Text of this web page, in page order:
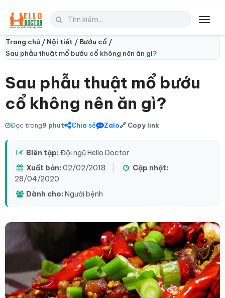
Trang chủ / Nội tiết / Bướu cổ /
Sau phẫu thuật mổ bướu cổ không nên ăn gì?
Sau phẫu thuật mổ bướu
cổ không nên ăn gì?
Đọc trong9 phút Chia sẻ Zalo🔗 Copy link
Biên tập: Đội ngũ Hello Doctor
Xuất bản: 02/02/2018
Cập nhật:
28/04/2020
Dành cho: Người bệnh